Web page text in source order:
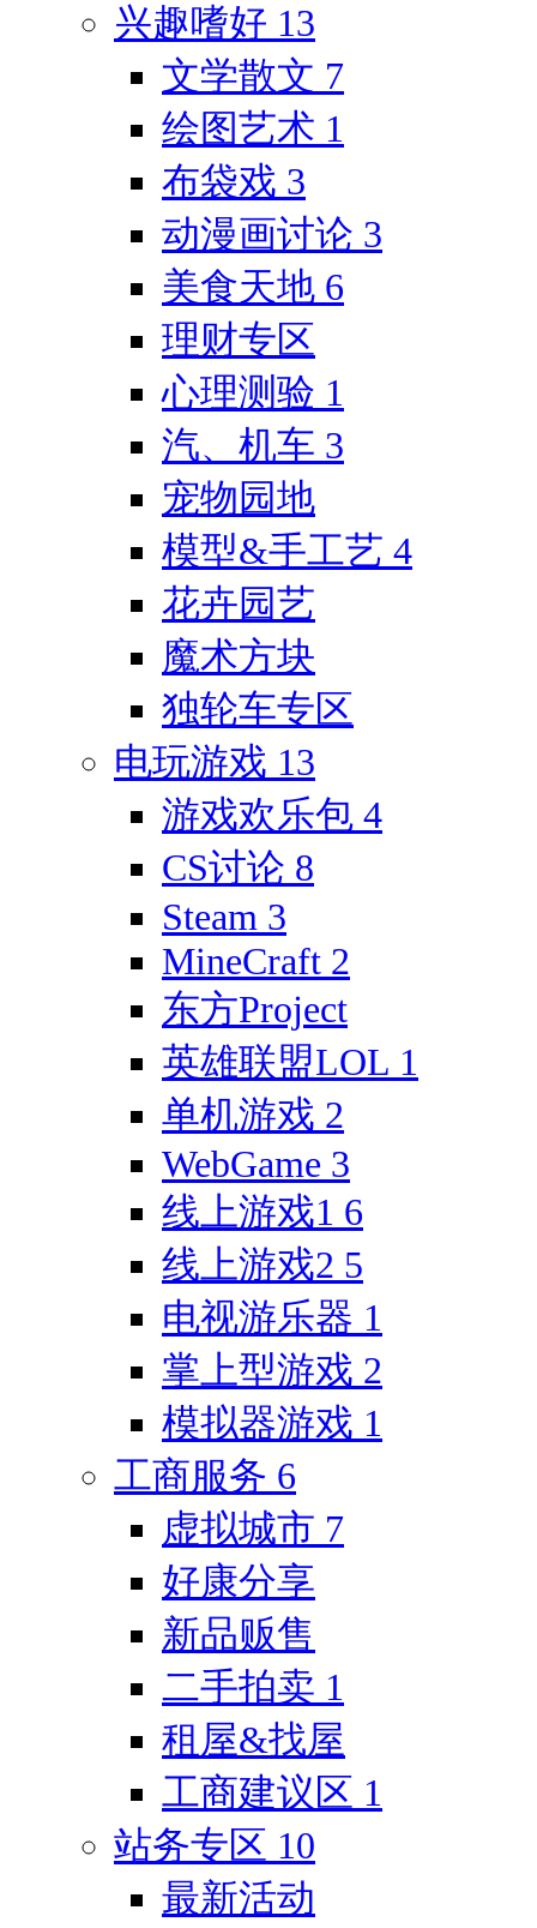
兴趣嗜好 13
文学散文 7
绘图艺术 1
布袋戏 3
动漫画讨论 3
美食天地 6
理财专区
心理测验 1
汽、机车 3
宠物园地
模型&手工艺 4
花卉园艺
魔术方块
独轮车专区
电玩游戏 13
游戏欢乐包 4
CS讨论 8
Steam 3
MineCraft 2
东方Project
英雄联盟LOL 1
单机游戏 2
WebGame 3
线上游戏1 6
线上游戏2 5
电视游乐器 1
掌上型游戏 2
模拟器游戏 1
工商服务 6
虚拟城市 7
好康分享
新品贩售
二手拍卖 1
租屋&找屋
工商建议区 1
站务专区 10
最新活动